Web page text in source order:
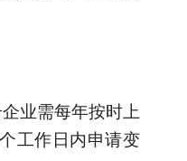
业需每年按时上
工作日内申请变